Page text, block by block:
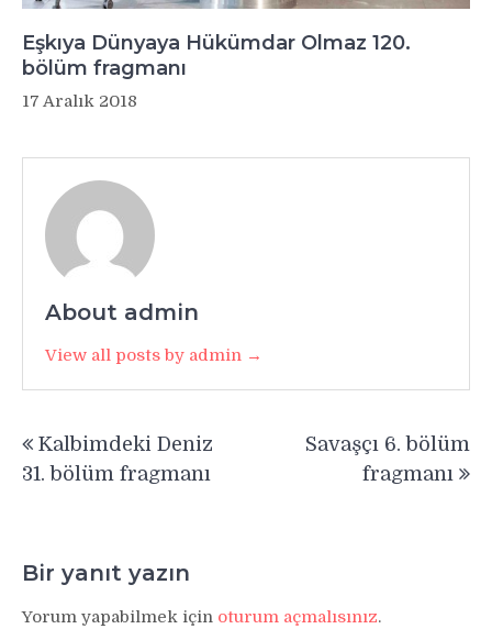
Eşkıya Dünyaya Hükümdar Olmaz 120.
bölüm fragmanı
17 Aralık 2018
About admin
View all posts by admin →
gezinmesi
Kalbimdeki Deniz
31. bölüm fragmanı
Savaşçı 6. bölüm
fragmanı
Bir yanıt yazın
Yorum yapabilmek için oturum açmalısınız.